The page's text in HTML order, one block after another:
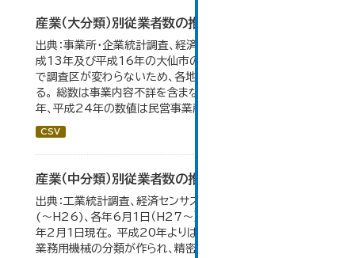
産業（大分類）別従業者数の推移
出典：事業所・企業統計調査、経済センサス。 平成11年、平
成13年及び平成16年の大仙市の数値は、合併前、合併後
で調査区が変わらないため、各地域の数値を合算してい
る。 総数は事業内容不詳を含まない。平成11年、平成16
年、平成24年の数値は民営事業所のみの数値。...
CSV
産業（中分類）別従業者数の推移
出典：工業統計調査、経済センサス。 各年12月31日現在
(～H26)、各年6月1日（H27～）・平成23年のみ平成24
年2月1日現在。 平成20年よりはん用機械、生産用機械、
業務用機械の分類が作られ、精密機械、一般用機械の分類